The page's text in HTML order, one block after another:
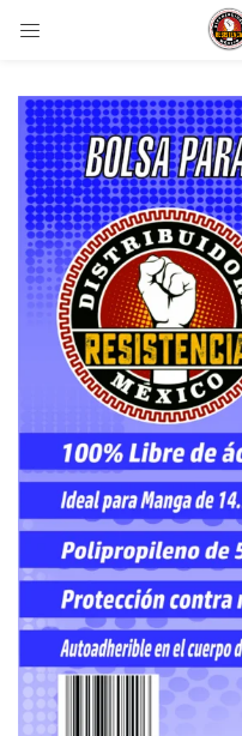
Enter your username and
Remember me